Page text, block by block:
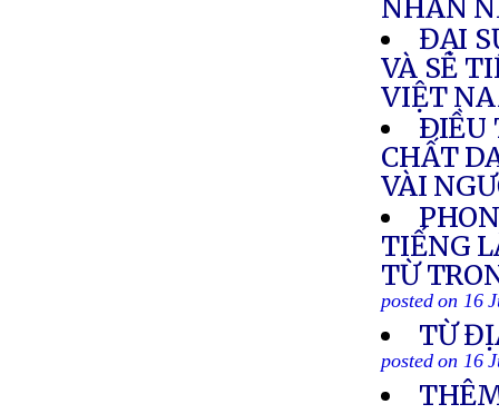
NHÂN
ĐẠI
VÀ SẼ
VIỆT
ÐIỀU
CHẤT
VÀI
TIẾNG
TỪ
posted on 16
TỪ
posted on 16